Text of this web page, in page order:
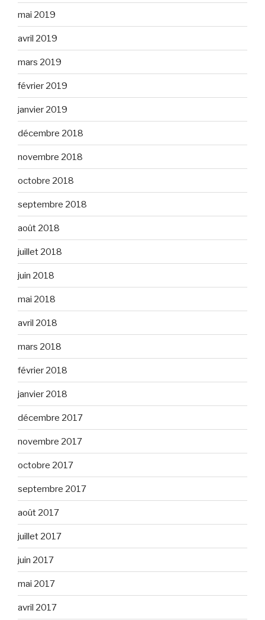
mai 2019
avril 2019
mars 2019
février 2019
janvier 2019
décembre 2018
novembre 2018
octobre 2018
septembre 2018
août 2018
juillet 2018
juin 2018
mai 2018
avril 2018
mars 2018
février 2018
janvier 2018
décembre 2017
novembre 2017
octobre 2017
septembre 2017
août 2017
juillet 2017
juin 2017
mai 2017
avril 2017